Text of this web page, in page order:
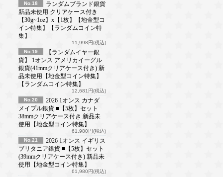
No.18
ランダムブランド銀貨
新品未使用 クリアケース付き
【30g~1oz】x【1枚】【地金型コ
イン特集】【ランダムコイン特
集】
11,998円(税込)
No.19
【ランダムイヤー銀
貨】 1オンス アメリカイーグル
銀貨(41mmクリアケース付き) 新
品未使用【地金型コイン特集】
【ランダムコイン特集】
12,681円(税込)
No.20
2026 1オンス カナダ
メイプル銀貨 ■【5枚】セット
38mmクリアケース付き 新品未
使用【地金型コイン特集】
61,980円(税込)
No.21
2026 1オンス イギリス
ブリタニア銀貨 ■【5枚】セット
(39mmクリアケース付き) 新品未
使用【地金型コイン特集】
61,980円(税込)